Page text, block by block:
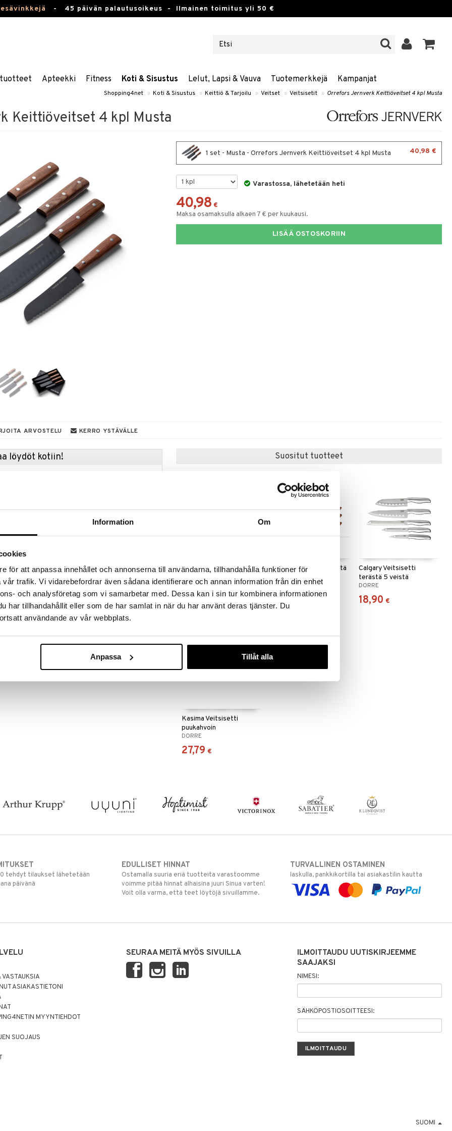
Information Om
för att anpassa innehållet och annonserna till användarna, tillhandahålla funktioner för
trafik. Vi vidarebefordrar även sådana identifierare och annan information från din enhet
och analysföretag som vi samarbetar med. Dessa kan i sin tur kombinera informationen
har tillhandahållit eller som de har samlat in när du har använt deras tjänster. Du
användande av vår webbplats.
Anpassa Tillåt alla
- 45 päivän palautusoikeus - Ilmainen toimitus yli 50 €
Apteekki Fitness Koti & Sisustus Lelut, Lapsi & Vauva Tuotemerkkejä Kampanjat
Shopping4net » Koti & Sisustus » Keittiö & Tarjoilu » Veitset » Veitsisetit » Orrefors Jernverk Keittiöveitset 4 kpl Musta
Keittiöveitset 4 kpl Musta
1 set - Musta - Orrefors Jernverk Keittiöveitset 4 kpl Musta 40,98 €
Varastossa, lähetetään heti
40,98 €
Maksa osamaksulla alkaen 7 € per kuukausi.
LISÄÄ OSTOSKORIIN
ARVOSTELU KERRO YSTÄVÄLLE
löydöt kotiin!
Jernverkin veitsissä on ainutlaatuinen
viljellystä ruusupuusta valmistetuilla kahvoilla.
kestävät monia vuosia eteenpäin!
Suositut tuotteet
Orrefors Jernverk
Veitsisetti Acacia 6-pack
ORREFORS JERNVERK
114,98 €
Akira Veitsisetti 3 veistä
DORRE
alk.15,19
uutuus
Calgary Veitsisetti
terästä 5 veistä
DORRE
18,90 €
Kasima Veitsisetti
puukahvoin
DORRE
27,79 €
tehdyt tilaukset lähetetään
päivänä
EDULLISET HINNAT
Ostamalla suuria eriä tuotteita varastoomme
voimme pitää hinnat alhaisina juuri Sinua varten!
Voit olla varma, että teet löytöjä sivuillamme.
TURVALLINEN OSTAMINEN
laskulla, pankkikortilla tai asiakastilin kautta
ASIAKASTIETONI
MYYNTIEHDOT
SUOJAUS
SEURAA MEITÄ MYÖS SIVUILLA
ILMOITTAUDU UUTISKIRJEEMME
SAAJAKSI
NIMESI:
SÄHKÖPOSTIOSOITTEESI:
SUOMI